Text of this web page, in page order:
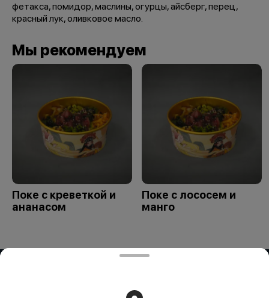
фетакса, помидор, маслины, огурцы, айсберг, перец,
красный лук, оливковое масло.
Мы рекомендуем
Поке с креветкой и
ананасом
Поке с лососем и
манго
УЛИЦА ЗАРАПА ТЕМИРБЕКОВА, дом 51 БИН (ИИН):